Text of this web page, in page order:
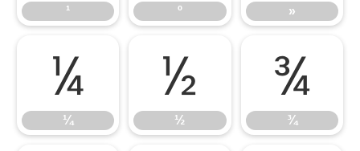
¹ º »
¼
¼
½
½
¾
¾